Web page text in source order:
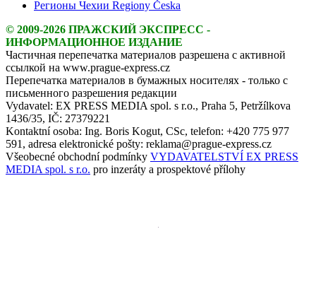
Регионы Чехии Regiony Česka
© 2009-2026 ПРАЖСКИЙ ЭКСПРЕСС -
ИНФОРМАЦИОННОЕ ИЗДАНИЕ
Частичная перепечатка материалов разрешена с активной
ссылкой на www.prague-express.cz
Перепечатка материалов в бумажных носителях - только с
письменного разрешения редакции
Vydavatel: EX PRESS MEDIA spol. s r.o., Praha 5, Petržílkova
1436/35, IČ: 27379221
Kontaktní osoba: Ing. Boris Kogut, CSc, telefon: +420 775 977
591, adresa elektronické pošty: reklama@prague-express.cz
Všeobecné obchodní podmínky VYDAVATELSTVÍ EX PRESS
MEDIA spol. s r.o. pro inzeráty a prospektové přílohy